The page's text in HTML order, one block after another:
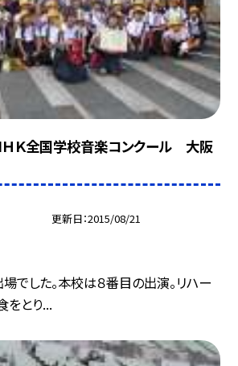
Ｋ全国学校音楽コンクール 大阪
更新日 2015/08/21
でした。本校は８番目の出演。リハー
をとり...